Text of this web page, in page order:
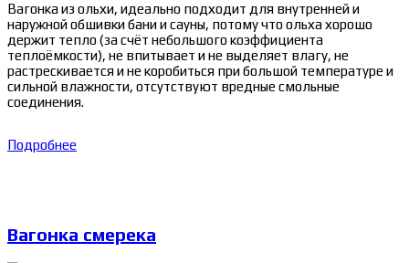
Вагонка из ольхи, идеально подходит для внутренней и
наружной обшивки бани и сауны, потому что ольха хорошо
держит тепло (за счёт небольшого коэффициента
теплоёмкости), не впитывает и не выделяет влагу, не
растрескивается и не коробиться при большой температуре и
сильной влажности, отсутствуют вредные смольные
соединения.
Подробнее
Вагонка смерека